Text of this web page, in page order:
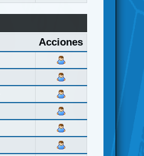
Acciones